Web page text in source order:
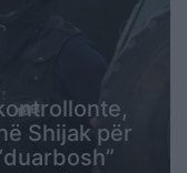
Shijak për